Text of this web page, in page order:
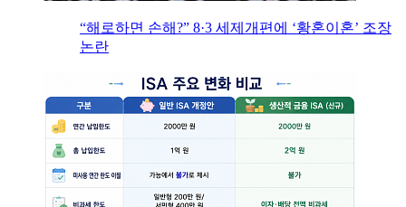
“해로하면 손해?” 8·3 세제개편에 ‘황혼이혼’ 조장
논란